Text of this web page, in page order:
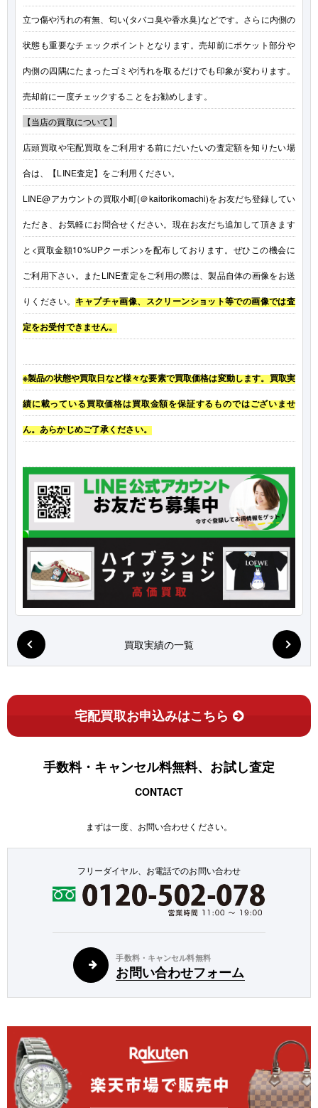
立つ傷や汚れの有無、匂い(タバコ臭や香水臭)などです。さらに内側の
状態も重要なチェックポイントとなります。売却前にポケット部分や
内側の四隅にたまったゴミや汚れを取るだけでも印象が変わります。
売却前に一度チェックすることをお勧めします。
【当店の買取について】
店頭買取や宅配買取をご利用する前にだいたいの査定額を知りたい場
合は、【LINE査定】をご利用ください。
LINE@アカウントの買取小町(＠kaitorikomachi)をお友だち登録してい
ただき、お気軽にお問合せください。現在お友だち追加して頂きます
と<買取金額10%UPクーポン>を配布しております。ぜひこの機会に
ご利用下さい。またLINE査定をご利用の際は、製品自体の画像をお送
りください。キャプチャ画像、スクリーンショット等での画像では査
定をお受付できません。
※製品の状態や買取日など様々な要素で買取価格は変動します。買取実
績に載っている買取価格は買取金額を保証するものではございませ
ん。あらかじめご了承ください。
買取実績の一覧
宅配買取お申込みはこちら
手数料・キャンセル料無料、お試し査定
CONTACT
まずは一度、お問い合わせください。
フリーダイヤル、お電話でのお問い合わせ
手数料・キャンセル料無料
お問い合わせフォーム